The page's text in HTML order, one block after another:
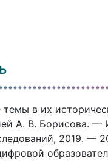
в их
А. В. Борисова. —
2019. —